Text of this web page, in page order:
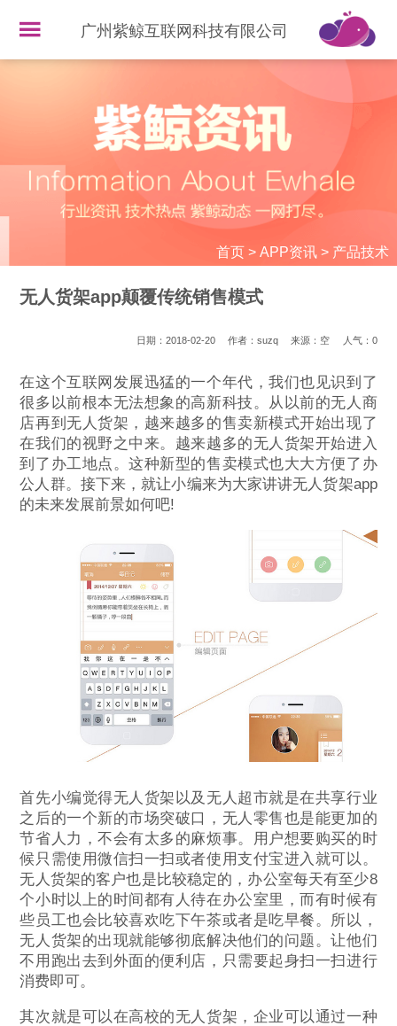
广州紫鲸互联网科技有限公司
首页> APP资讯> 产品技术
无人货架app颠覆传统销售模式
日期：2018-02-20 作者：suzq 来源：空 人气： 0
在这个互联网发展迅猛的一个年代，我们也见识到了
很多以前根本无法想象的高新科技。从以前的无人商
店再到无人货架，越来越多的售卖新模式开始出现了
在我们的视野之中来。越来越多的无人货架开始进入
到了办工地点。这种新型的售卖模式也大大方便了办
公人群。接下来，就让小编来为大家讲讲无人货架app
的未来发展前景如何吧!
首先小编觉得无人货架以及无人超市就是在共享行业
之后的一个新的市场突破口，无人零售也是能更加的
节省人力，不会有太多的麻烦事。用户想要购买的时
候只需使用微信扫一扫或者使用支付宝进入就可以。
无人货架的客户也是比较稳定的，办公室每天有至少8
个小时以上的时间都有人待在办公室里，而有时候有
些员工也会比较喜欢吃下午茶或者是吃早餐。所以，
无人货架的出现就能够彻底解决他们的问题。让他们
不用跑出去到外面的便利店，只需要起身扫一扫进行
消费即可。
其次就是可以在高校的无人货架，企业可以通过一种